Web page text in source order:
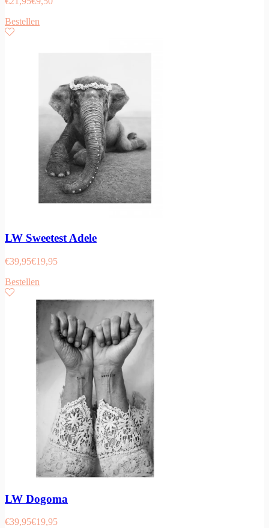
Bestellen
LW Sweetest Adele
€39,95€19,95
Bestellen
LW Dogoma
€39,95€19,95